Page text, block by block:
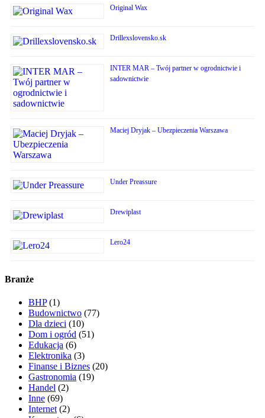
Original Wax
Drillexslovensko.sk
INTER MAR – Twój partner w ogrodnictwie i
sadownictwie
Maciej Dryjak – Ubezpieczenia Warszawa
Under Preassure
Drewiplast
Lero24
Branże
BHP(1)
Budownictwo (77)
Dla dzieci (10)
Dom i ogród (51)
Edukacja (6)
Elektronika (3)
Finanse i Biznes (20)
Gastronomia (19)
Handel (2)
Inne (69)
Internet (2)